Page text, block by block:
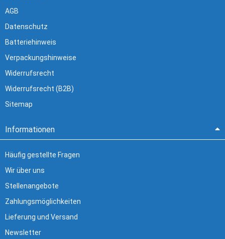
AGB
Datenschutz
Batteriehinweis
Verpackungshinweise
Widerrufsrecht
Widerrufsrecht (B2B)
Sitemap
Informationen
Häufig gestellte Fragen
Wir über uns
Stellenangebote
Zahlungsmöglichkeiten
Lieferung und Versand
Newsletter